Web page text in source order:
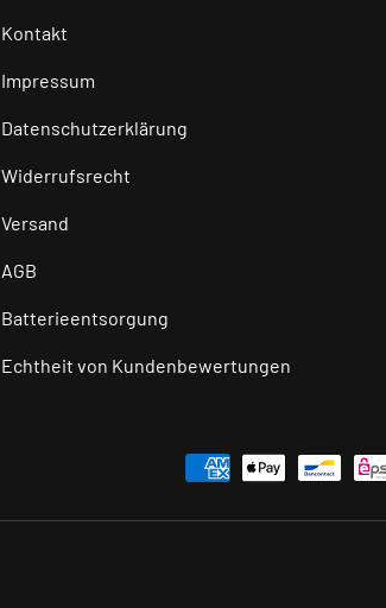
Kontakt
Impressum
Datenschutzerklärung
Widerrufsrecht
Versand
AGB
Batterieentsorgung
Echtheit von Kundenbewertungen
Zahlungsmethoden